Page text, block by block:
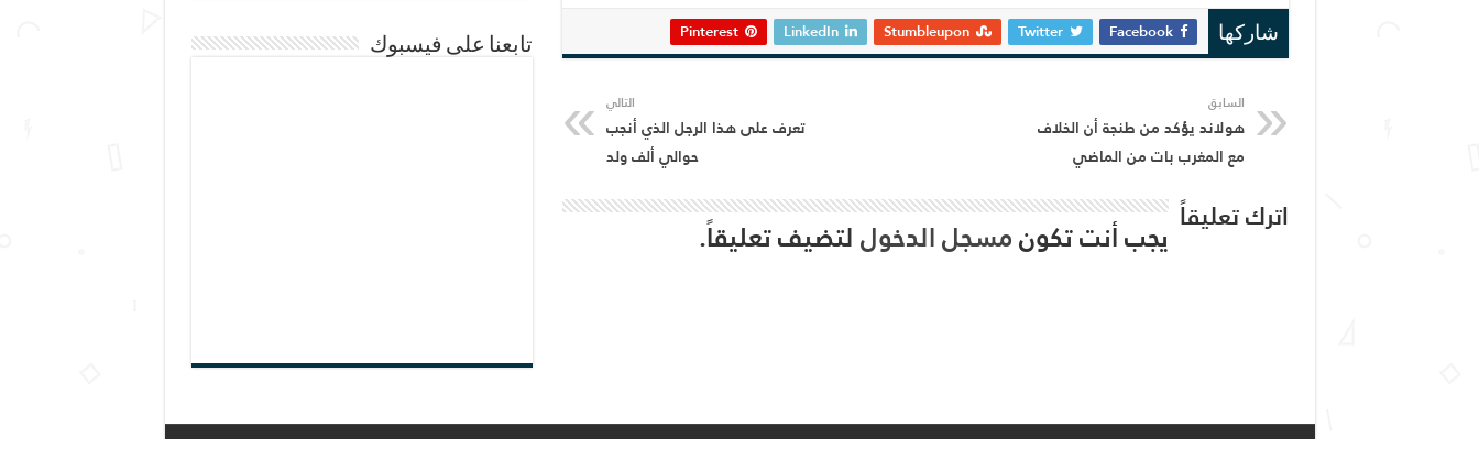
شاركها Facebook
Twitter
Stumbleupon
LinkedIn
Pinterest
السابق
هولاند يؤكد من طنجة أن الخلاف
مع المغرب بات من الماضي
التالي
تعرف على هذا الرجل الذي أنجب
حوالي ألف ولد
اترك تعليقاً يجب أنت تكونمسجل الدخوللتضيف تعليقاً.
تابعنا على فيسبوك